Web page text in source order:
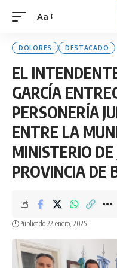
Font
Aa
DOLORES DESTACADO
EL
GARCÍA
PERSONERÍA
ENTRE LA
MINISTERIO
PROVINCIA DE
Publicado 22 enero, 2025